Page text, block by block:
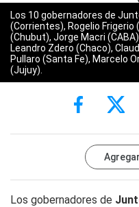
Los 10 gobernadores de
(Corrientes), Rogelio Frigerio
(Chubut), Jorge Macri
Leandro Zdero (Chaco),
Pullaro (Santa Fe), Marcelo
(Jujuy).
Los gobernadores de